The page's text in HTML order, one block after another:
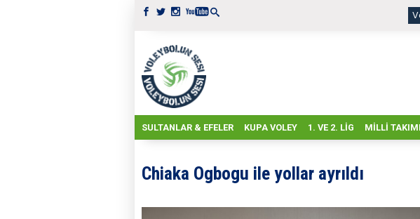
SULTANLAR & EFELER KUPA VOLEY 1. VE 2. LIG MILLI
Chiaka Ogbogu ile yollar ayrıldı